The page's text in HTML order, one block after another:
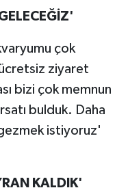
çok
ücretsiz ziyaret
bizi çok memnun
bulduk. Daha
istiyoruz'
KALDIK'